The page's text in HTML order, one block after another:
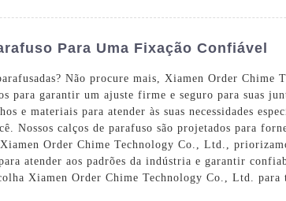
Para Uma Fixação Confiável
Não procure mais, Xiamen Order Chime
para garantir um ajuste firme e seguro para suas
e materiais para atender às suas necessidades
Nossos calços de parafuso são projetados para
Order Chime Technology Co., Ltd.,
atender aos padrões da indústria e garantir
Xiamen Order Chime Technology Co., Ltd. para